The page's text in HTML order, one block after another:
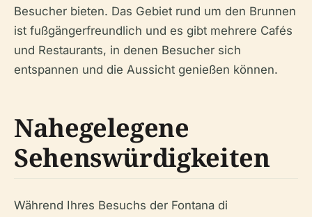
Besucher bieten. Das Gebiet rund um den Brunnen
ist fußgängerfreundlich und es gibt mehrere Cafés
und Restaurants, in denen Besucher sich
entspannen und die Aussicht genießen können.
Nahegelegene
Sehenswürdigkeiten
Während Ihres Besuchs der Fontana di